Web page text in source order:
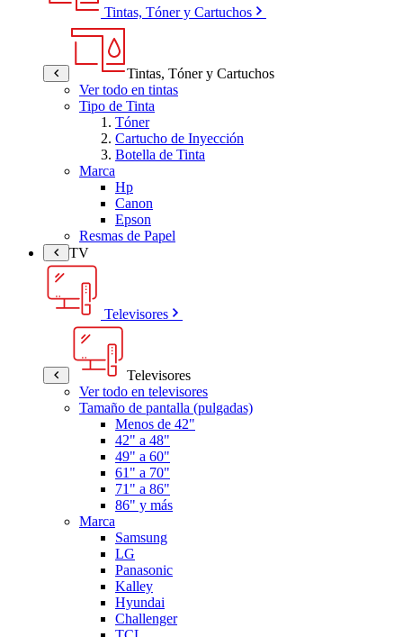
Tintas, Tóner y Cartuchos
Tintas, Tóner y Cartuchos
Ver todo en tintas
Tipo de Tinta
Tóner
Cartucho de Inyección
Botella de Tinta
Marca
Hp
Canon
Epson
Resmas de Papel
TV
Televisores
Televisores
Ver todo en televisores
Tamaño de pantalla (pulgadas)
Menos de 42"
42" a 48"
49" a 60"
61" a 70"
71" a 86"
86" y más
Marca
Samsung
LG
Panasonic
Kalley
Hyundai
Challenger